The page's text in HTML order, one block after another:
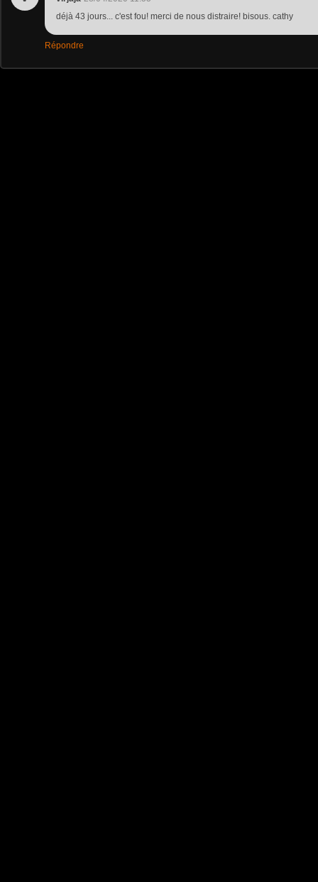
déjà 43 jours... c'est fou! merci de nous distraire! bisous. cathy
Répondre